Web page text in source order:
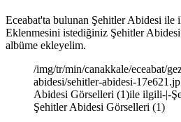
Eceabat'ta bulunan Şehitler Abidesi ile
Eklenmesini istediğiniz Şehitler
albüme ekleyelim.
/img/tr/min/canakkale/eceabat/
abidesi/sehitler-abidesi-
Abidesi Görselleri (1)ile ilgili-|-
Şehitler Abidesi Görselleri (1)